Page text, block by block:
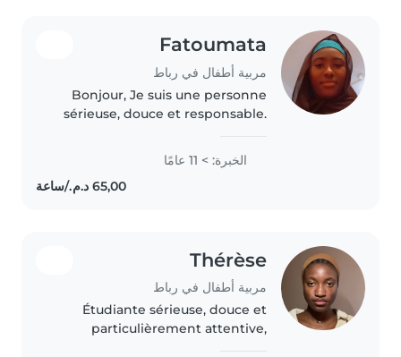
Fatoumata
مربية أطفال في رباط
Bonjour, Je suis une personne
sérieuse, douce et responsable.
patiente et attentive, et je fais
toujours de mon mieux..
الخبرة: > 11 عامًا
Thérèse
مربية أطفال في رباط
Étudiante sérieuse, douce et
particulièrement attentive,